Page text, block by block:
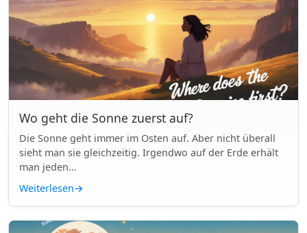
Wo geht die Sonne zuerst auf?
Die Sonne geht immer im Osten auf. Aber nicht überall
sieht man sie gleichzeitig. Irgendwo auf der Erde erhält
man jeden...
Weiterlesen→